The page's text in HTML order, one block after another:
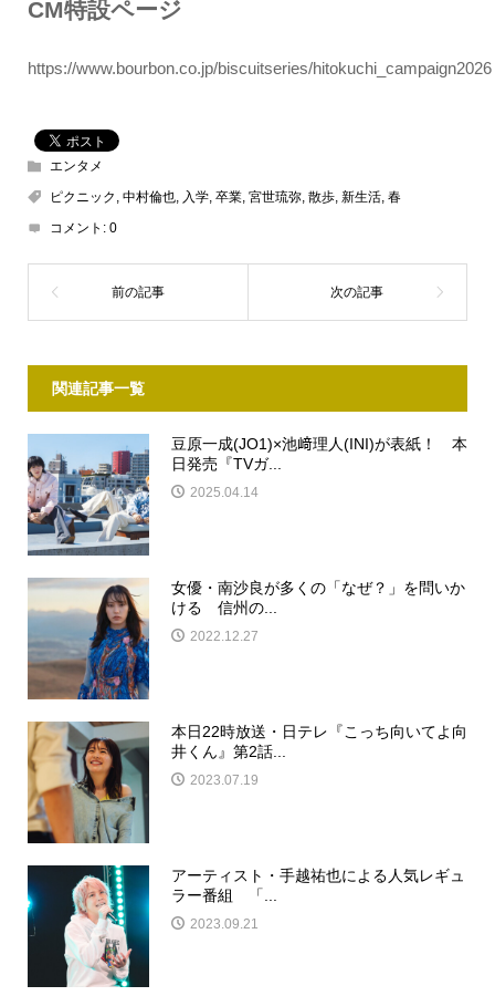
CM特設ページ
https://www.bourbon.co.jp/biscuitseries/hitokuchi_campaign2026
エンタメ
ピクニック , 中村倫也, 入学, 卒業, 宮世琉弥, 散歩, 新生活, 春
コメント: 0
関連記事一覧
豆原一成(JO1)×池﨑理人(INI)が表紙！ 本
日発売『TVガ...
2025.04.14
女優・南沙良が多くの「なぜ？」を問いか
ける 信州の...
2022.12.27
本日22時放送・日テレ『こっち向いてよ向
井くん』第2話...
2023.07.19
アーティスト・手越祐也による人気レギュ
ラー番組 「...
2023.09.21